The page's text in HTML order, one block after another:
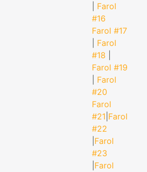
Farol
#16
Farol #17
Farol
#18
Farol #19
Farol
#20
Farol
#21 Farol
#22
Farol
#23
Farol